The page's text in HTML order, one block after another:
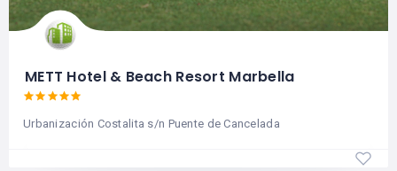
METT Hotel & Beach Resort Marbella
Urbanización Costalita s/n Puente de Cancelada